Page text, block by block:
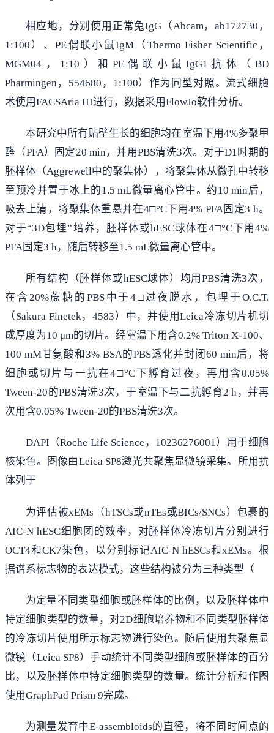
相应地，分别使用正常兔IgG（Abcam，ab172730，
1:100）、PE偶联小鼠IgM（Thermo Fisher Scientific，
MGM04，1:10）和PE偶联小鼠IgG1抗体（BD
Pharmingen，554680，1:100）作为同型对照。流式细胞
术使用FACSAria III进行，数据采用FlowJo软件分析。
本研究中所有贴壁生长的细胞均在室温下用4%多聚甲
醛（PFA）固定20 min，并用PBS清洗3次。对于D1时期的
胚样体（Aggrewell中的聚集体），将聚集体从微孔中转移
至预冷并置于冰上的1.5 mL微量离心管中。约10 min后，
吸去上清，将聚集体重悬并在4□°C下用4% PFA固定3 h。
对于“3D包埋”培养，胚样体或hESC球体在4□°C下用4%
PFA固定3 h，随后转移至1.5 mL微量离心管中。
所有结构（胚样体或hESC球体）均用PBS清洗3次，
在含20%蔗糖的PBS中于4□过夜脱水，包埋于O.C.T.
（Sakura Finetek，4583）中，并使用Leica冷冻切片机切
成厚度为10 μm的切片。经室温下用含0.2% Triton X-100、
100 mM甘氨酸和3% BSA的PBS透化并封闭60 min后，将
细胞或切片与一抗在4□°C下孵育过夜，再用含0.05%
Tween-20的PBS清洗3次，于室温下与二抗孵育2 h，并再
次用含0.05% Tween-20的PBS清洗3次。
DAPI（Roche Life Science，10236276001）用于细胞
核染色。图像由Leica SP8激光共聚焦显微镜采集。所用抗
体列于
为评估被xEMs（hTSCs或nTEs或BICs/SNCs）包裹的
AIC-N hESC细胞团的效率，对胚样体冷冻切片分别进行
OCT4和CK7染色，以分别标记AIC-N hESCs和xEMs。根
据谱系标志物的表达模式，这些结构被分为三种类型（
为定量不同类型细胞或胚样体的比例，以及胚样体中
特定细胞类型的数量，对2D细胞培养物和不同类型胚样体
的冷冻切片使用所示标志物进行染色。随后使用共聚焦显
微镜（Leica SP8）手动统计不同类型细胞或胚样体的百分
比，以及胚样体中特定细胞类型的数量。统计分析和作图
使用GraphPad Prism 9完成。
为测量发育中E-assembloids的直径，将不同时间点的